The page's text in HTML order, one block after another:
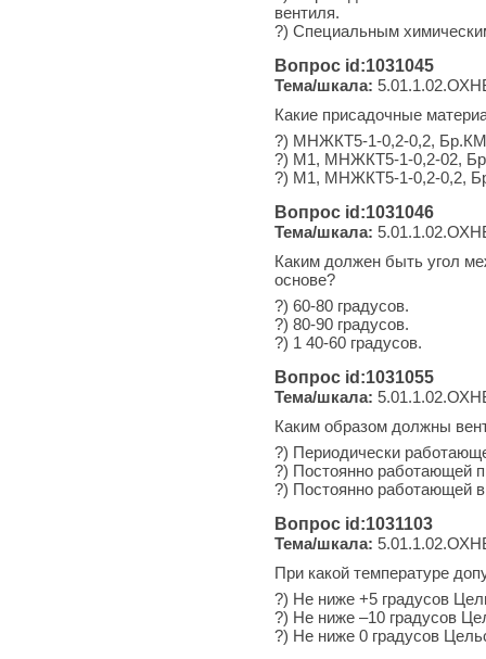
вентиля.
?) Специальным
Вопрос id:1031045
Тема/шкала:
Какие присадочные
?) МНЖКТ5-1-0,2-0,2,
?) М1, МНЖКТ5-1-0,2-02,
?) М1, МНЖКТ5-1-0,2-0,2,
Вопрос id:1031046
Тема/шкала:
Каким должен быть угол
основе?
?) 60-80 градусов.
?) 80-90 градусов.
?) 1 40-60 градусов.
Вопрос id:1031055
Тема/шкала:
Каким образом должны
?) Периодически
?) Постоянно работающей
?) Постоянно работающей
Вопрос id:1031103
Тема/шкала:
При какой температуре
?) Не ниже +5 градусов
?) Не ниже –10 градусов
?) Не ниже 0 градусов